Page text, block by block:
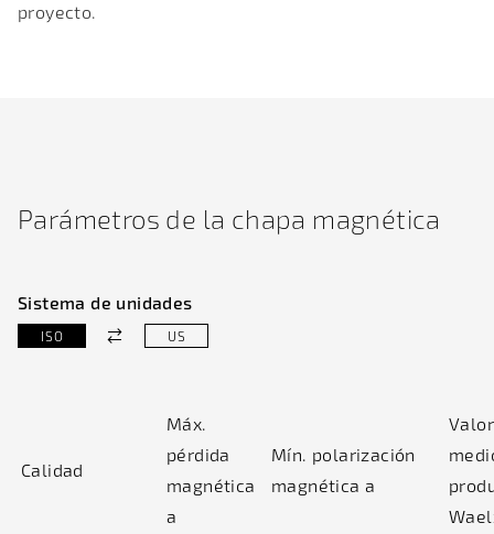
proyecto.
Parámetros de la chapa magnética
Sistema de unidades
ISO US
Calidad
Máx.
pérdida
magnética
a
Mín. polarización
magnética a